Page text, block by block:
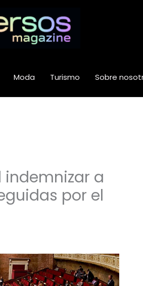
Moda Turismo Sobre
a
por el